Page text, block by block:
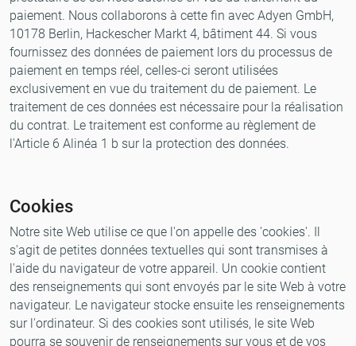
paiement. Nous collaborons à cette fin avec Adyen GmbH,
10178 Berlin, Hackescher Markt 4, bâtiment 44. Si vous
fournissez des données de paiement lors du processus de
paiement en temps réel, celles-ci seront utilisées
exclusivement en vue du traitement du de paiement. Le
traitement de ces données est nécessaire pour la réalisation
du contrat. Le traitement est conforme au règlement de
l'Article 6 Alinéa 1 b sur la protection des données.
Cookies
Notre site Web utilise ce que l'on appelle des 'cookies'. Il
s'agit de petites données textuelles qui sont transmises à
l'aide du navigateur de votre appareil. Un cookie contient
des renseignements qui sont envoyés par le site Web à votre
navigateur. Le navigateur stocke ensuite les renseignements
sur l'ordinateur. Si des cookies sont utilisés, le site Web
pourra se souvenir de renseignements sur vous et de vos